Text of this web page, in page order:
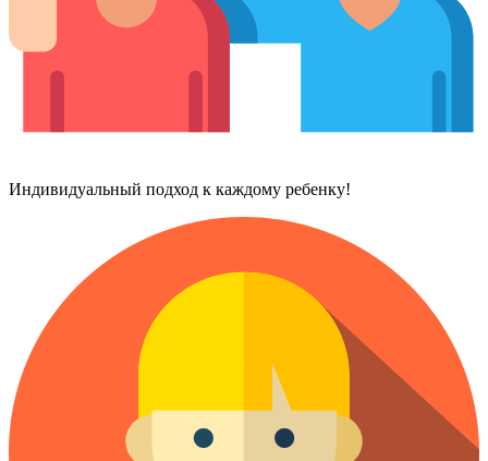
Индивидуальный подход к каждому ребенку!